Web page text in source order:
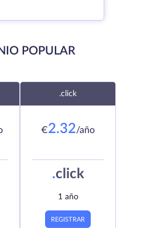
POPULAR
.click
€2.32/año
.click
1 año
REGISTRAR